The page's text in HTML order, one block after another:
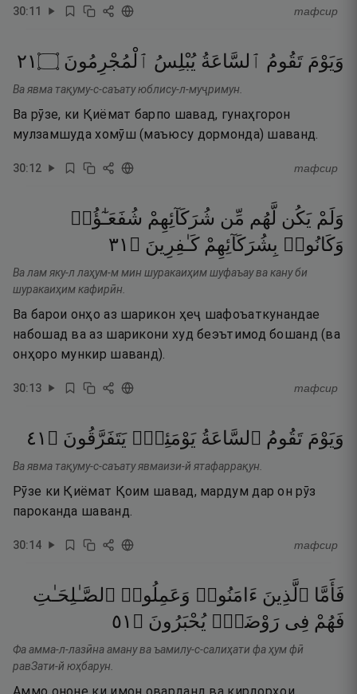
30:11 тафсир
وَيَوْمَ تَقُومُ ٱلسَّاعَةُ يُبْلِسُ ٱلْمُجْرِمُونَ ۝١٢
Ва явма тақуму-с-саъату юблису-л-муҷримун.
Ва рӯзе, ки Қиёмат барпо шавад, гунаҳгорон
мулзамшуда хомӯш (маъюсу дормонда) шаванд.
30:12 тафсир
وَلَمْ يَكُن لَّهُم مِّن شُرَكَآئِهِمْ شُفَعَـٰٓؤُا۟
وَكَانُوا۟ بِشُرَكَآئِهِمْ كَـٰفِرِينَ ۝ ١٣
Ва лам яку-л лаҳум-м мин шуракаиҳим шуфаъау ва кану би
шуракаиҳим кафирӣн.
Ва барои онҳо аз шарикон ҳеҷ шафоъаткунандае
набошад ва аз шарикони худ беэътимод бошанд (ва
онҳоро мункир шаванд).
30:13 тафсир
وَيَوْمَ تَقُومُ ٱلسَّاعَةُ يَوْمَئِذٍۢ يَتَفَرَّقُونَ ۝ ١٤
Ва явма тақуму-с-саъату явмаизи-й ятафаррақун.
Рӯзе ки Қиёмат Қоим шавад, мардум дар он рӯз
пароканда шаванд.
30:14 тафсир
فَأَمَّا ٱلَّذِينَ ءَامَنُوا۟ وَعَمِلُوا۟ ٱلصَّـٰلِحَـٰتِ
فَهُمْ فِى رَوْضَةٍۢ يُحْبَرُونَ ۝ ١٥
Фа амма-л-лазӣна аману ва ъамилу-с-салиҳати фа ҳум фӣ
равЗати-й юҳбарун.